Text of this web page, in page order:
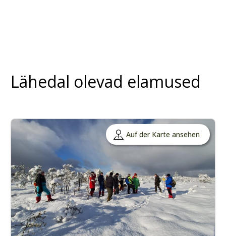
Lähedal olevad elamused
Auf der Karte ansehen